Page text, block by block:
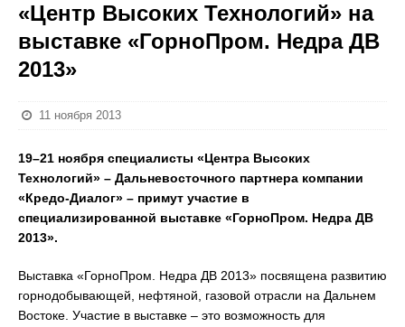
«Центр Высоких Технологий» на
выставке «ГорноПром. Недра ДВ
2013»
11 ноября 2013
19–21 ноября специалисты «Центра Высоких
Технологий» – Дальневосточного партнера компании
«Кредо-Диалог» – примут участие в
специализированной выставке «ГорноПром. Недра ДВ
2013».
Выставка «ГорноПром. Недра ДВ 2013» посвящена развитию
горнодобывающей, нефтяной, газовой отрасли на Дальнем
Востоке. Участие в выставке – это возможность для